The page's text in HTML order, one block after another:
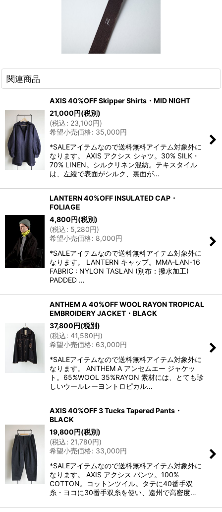
関連商品
AXIS 40%OFF Skipper Shirts・MID NIGHT
21,000円(税別)
(税込: 23,100円)
希望小売価格: 35,000円
*SALEアイテムなので送料無料アイテム対象外に
なります。 AXIS アクシス シャツ。30% SILK・
70% LINEN。シルクリネン混紡。テキスタイル
は、左綾で表面がシルク、裏面が…
LANTERN 40%OFF INSULATED CAP・
FOLIAGE
4,800円(税別)
(税込: 5,280円)
希望小売価格: 8,000円
*SALEアイテムなので送料無料アイテム対象外に
なります。 LANTERN キャップ。MMA-LAN-16
FABRIC : NYLON TASLAN (別布：撥水加工)
PADDED …
ANTHEM A 40%OFF WOOL RAYON TROPICAL
EMBROIDERY JACKET・BLACK
37,800円(税別)
(税込: 41,580円)
希望小売価格: 63,000円
*SALEアイテムなので送料無料アイテム対象外に
なります。 ANTHEM A アンセムエー ジャケッ
ト。65%WOOL 35%RAYON 素材には、とても珍
しいウールレーヨントロピカル…
AXIS 40%OFF 3 Tucks Tapered Pants・
BLACK
19,800円(税別)
(税込: 21,780円)
希望小売価格: 33,000円
*SALEアイテムなので送料無料アイテム対象外に
なります。 AXIS アクシス パンツ。100%
COTTON。コットンツイル。タテに40番手双
糸・ヨコに30番手双糸を使い、遠州で高密度…